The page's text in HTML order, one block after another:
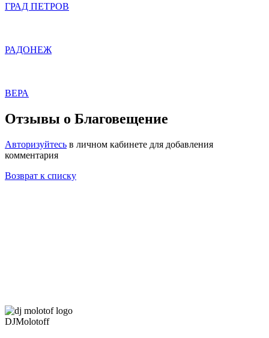
ГРАД ПЕТРОВ
РАДОНЕЖ
ВЕРА
Отзывы о Благовещение
Авторизуйтесь в личном кабинете для добавления
комментария
Возврат к списку
DJMolotoff